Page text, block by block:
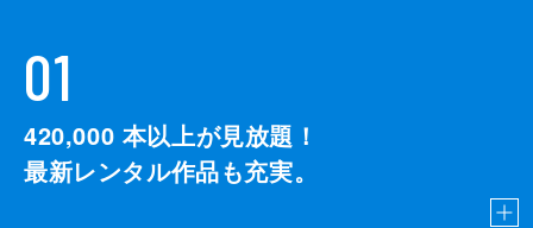
01
420,000 本以上が見放題！
最新レンタル作品も充実。